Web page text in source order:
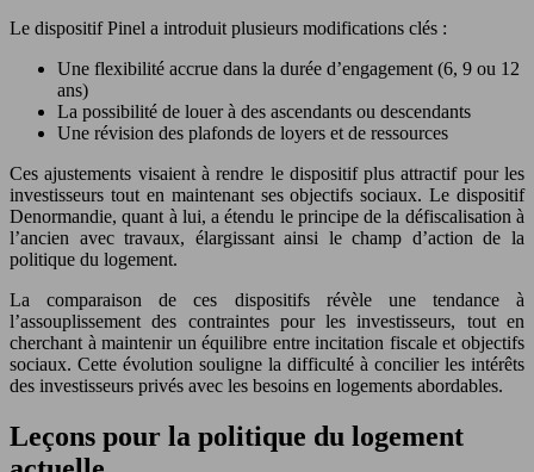
Le dispositif Pinel a introduit plusieurs modifications clés :
Une flexibilité accrue dans la durée d’engagement (6, 9 ou 12
ans)
La possibilité de louer à des ascendants ou descendants
Une révision des plafonds de loyers et de ressources
Ces ajustements visaient à rendre le dispositif plus attractif pour les
investisseurs tout en maintenant ses objectifs sociaux. Le dispositif
Denormandie, quant à lui, a étendu le principe de la défiscalisation à
l’ancien avec travaux, élargissant ainsi le champ d’action de la
politique du logement.
La comparaison de ces dispositifs révèle une tendance à
l’assouplissement des contraintes pour les investisseurs, tout en
cherchant à maintenir un équilibre entre incitation fiscale et objectifs
sociaux. Cette évolution souligne la difficulté à concilier les intérêts
des investisseurs privés avec les besoins en logements abordables.
Leçons pour la politique du logement